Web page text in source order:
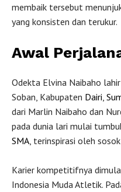
membaik tersebut
yang konsisten dan terukur.
Awal
Odekta Elvina Naibaho
Soban, Kabupaten Dairi
dari Marlin Naibaho dan
pada dunia lari mulai
SMA , terinspirasi oleh
Karier kompetitifnya
Indonesia Muda Atletik.